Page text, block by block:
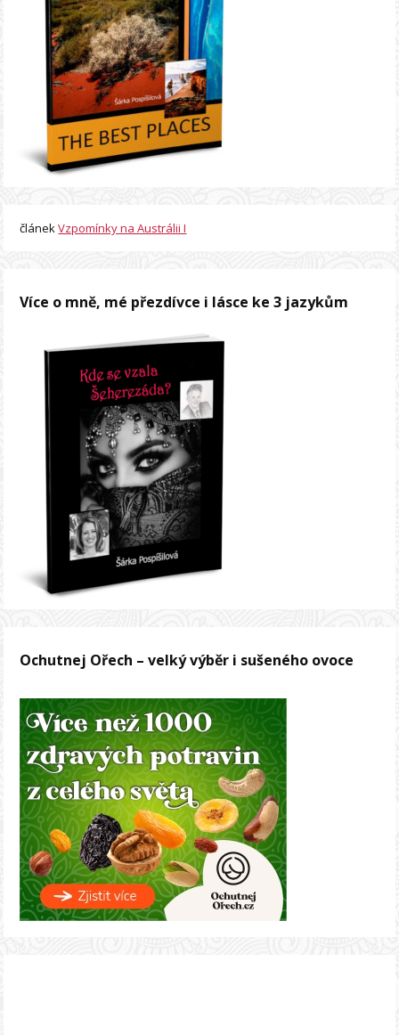
článekVzpomínky na Austrálii I
Více o mně, mé přezdívce i lásce ke 3 jazykům
Ochutnej Ořech – velký výběr i sušeného ovoce